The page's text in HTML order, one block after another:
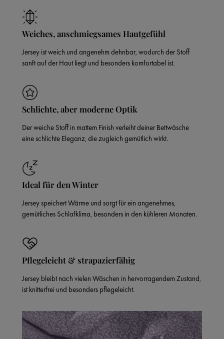
Weiches, anschmiegsames Hautgefühl
Jersey ist weich und angenehm dehnbar, wodurch der Stoff
sanft auf der Haut liegt und besonders komfortabel ist.
Schlichte, aber moderne Optik
Der weiche Stoff in mattem Finish verleiht deiner Bettwäsche
eine schlichte Eleganz, die zugleich gemütlich wirkt.
Ideal für den Winter
Jersey speichert Wärme und sorgt für ein angenehmes,
gemütliches Schlafklima, besonders in den kühleren Monaten.
Pflegeleicht & strapazierfähig
Jersey bleibt nach vielen Wäschen in hervorragendem Zustand,
ist knitterfrei und besonders pflegeleicht.